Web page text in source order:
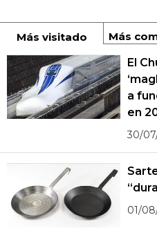
Más visitado Más
El
a
en
30/
01/